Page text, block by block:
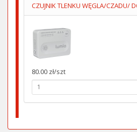
80.00 zł/szt